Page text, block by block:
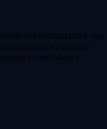
del destinatario e una
l'importo e autorizza
è immediato e